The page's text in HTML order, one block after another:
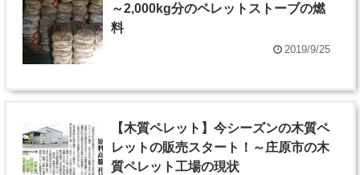
～2,000kg分のペレットストーブの燃
料
2019/9/25
【木質ペレット】今シーズンの木質ペ
レットの販売スタート！～庄原市の木
質ペレット工場の現状